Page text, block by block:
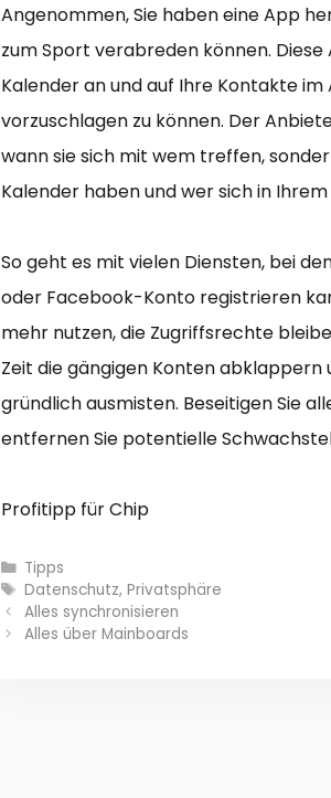
Angenommen, Sie haben eine App
zum Sport verabreden können.
Kalender an und auf Ihre Kontakte
vorzuschlagen zu können. Der
wann sie sich mit wem treffen,
Kalender haben und wer sich in
So geht es mit vielen Diensten, bei
oder Facebook-Konto registrieren
mehr nutzen, die Zugriffsrechte
Zeit die gängigen Konten
gründlich ausmisten. Beseitigen Sie
entfernen Sie potentielle
Profitipp für Chip
Kategorien
Tipps
Schlagwörter
Datenschutz, Privatsphäre
Alles synchronisieren
Alles über Mainboards